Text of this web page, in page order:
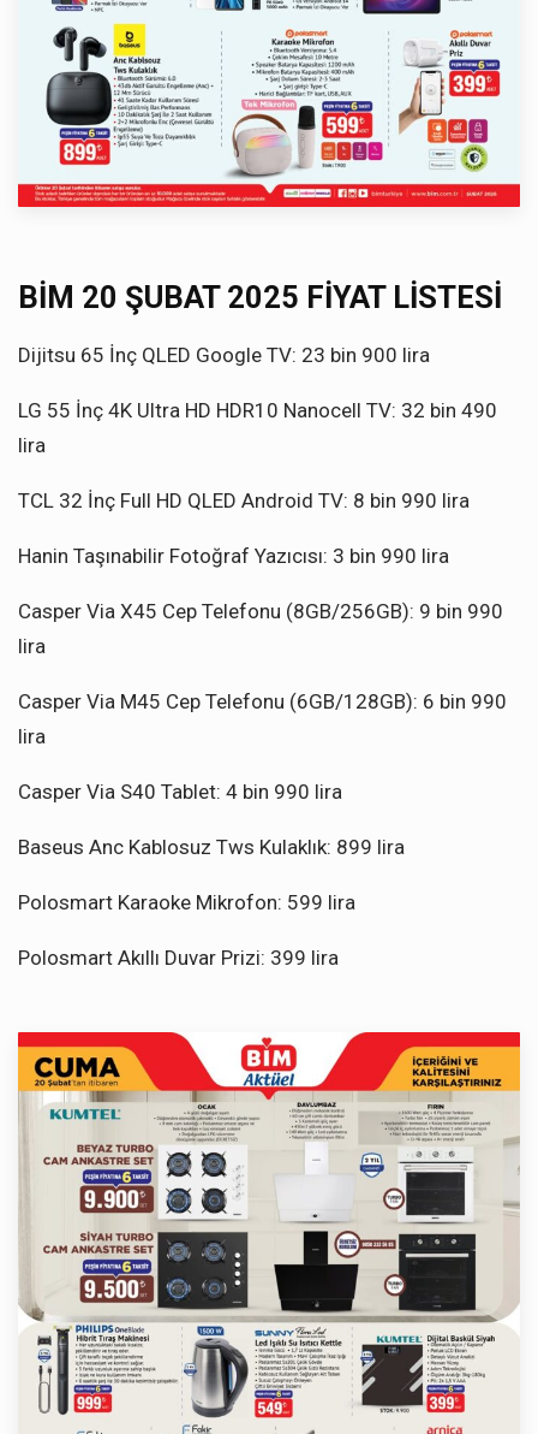
BİM 20 ŞUBAT 2025 FİYAT LİSTESİ
Dijitsu 65 İnç QLED Google TV: 23 bin 900 lira
LG 55 İnç 4K Ultra HD HDR10 Nanocell TV: 32 bin 490
lira
TCL 32 İnç Full HD QLED Android TV: 8 bin 990 lira
Hanin Taşınabilir Fotoğraf Yazıcısı: 3 bin 990 lira
Casper Via X45 Cep Telefonu (8GB/256GB): 9 bin 990
lira
Casper Via M45 Cep Telefonu (6GB/128GB): 6 bin 990
lira
Casper Via S40 Tablet: 4 bin 990 lira
Baseus Anc Kablosuz Tws Kulaklık: 899 lira
Polosmart Karaoke Mikrofon: 599 lira
Polosmart Akıllı Duvar Prizi: 399 lira